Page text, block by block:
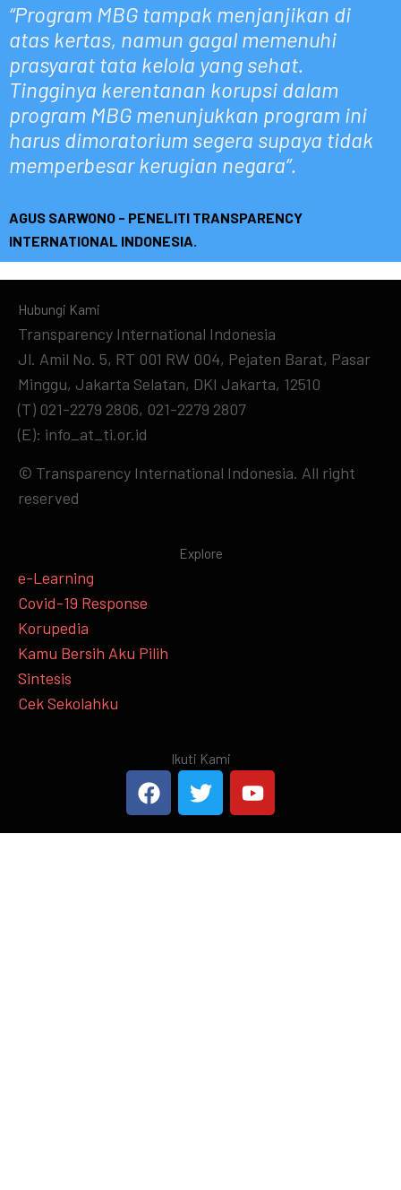
“Program MBG tampak menjanjikan di
atas kertas, namun gagal memenuhi
prasyarat tata kelola yang sehat.
Tingginya kerentanan korupsi dalam
program MBG menunjukkan program ini
harus dimoratorium segera supaya tidak
memperbesar kerugian negara”.
AGUS SARWONO - PENELITI TRANSPARENCY
INTERNATIONAL INDONESIA.
Hubungi Kami
Transparency International Indonesia
Jl. Amil No. 5, RT 001 RW 004, Pejaten Barat, Pasar
Minggu, Jakarta Selatan, DKI Jakarta, 12510
(T) 021-2279 2806, 021-2279 2807
(E): info_at_ti.or.id
© Transparency International Indonesia. All right
reserved
Explore
e-Learning
Covid-19 Response
Korupedia
Kamu Bersih Aku Pilih
Sintesis
Cek Sekolahku
Ikuti Kami